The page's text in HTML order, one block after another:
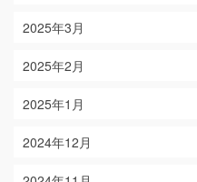
2025年3月
2025年2月
2025年1月
2024年12月